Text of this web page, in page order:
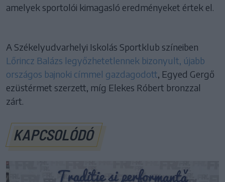
amelyek sportolói kimagasló eredményeket értek el.
A Székelyudvarhelyi Iskolás Sportklub színeiben
Lőrincz Balázs legyőzhetetlennek bizonyult, újabb
országos bajnoki címmel gazdagodott, Egyed Gergő
ezüstérmet szerzett, míg Elekes Róbert bronzzal
zárt.
KAPCSOLÓDÓ